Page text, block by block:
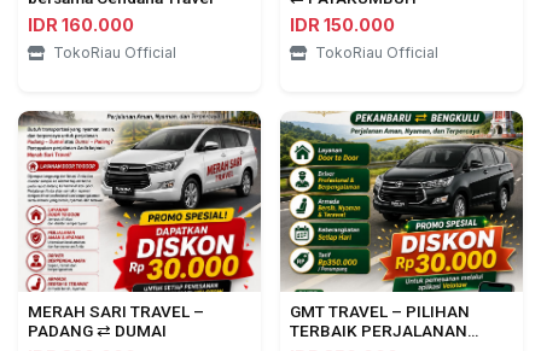
IDR 160.000
TokoRiau Official
IDR 150.000
TokoRiau Official
MERAH SARI TRAVEL –
PADANG ⇄ DUMAI
GMT TRAVEL – PILIHAN
TERBAIK PERJALANAN